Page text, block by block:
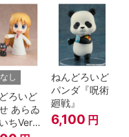
し
ろいど
あらゐ
ちVer.
ねんどろいど
パンダ『呪術
廻戦』
6,100 円